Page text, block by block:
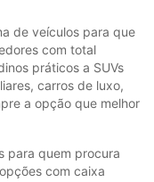
de veículos para que
com total
práticos a SUVs
carros de luxo,
a opção que melhor
para quem procura
com caixa